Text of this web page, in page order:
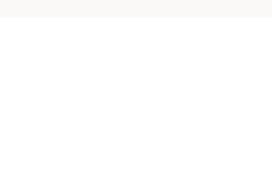
bright treble, crisp tone, tapes,